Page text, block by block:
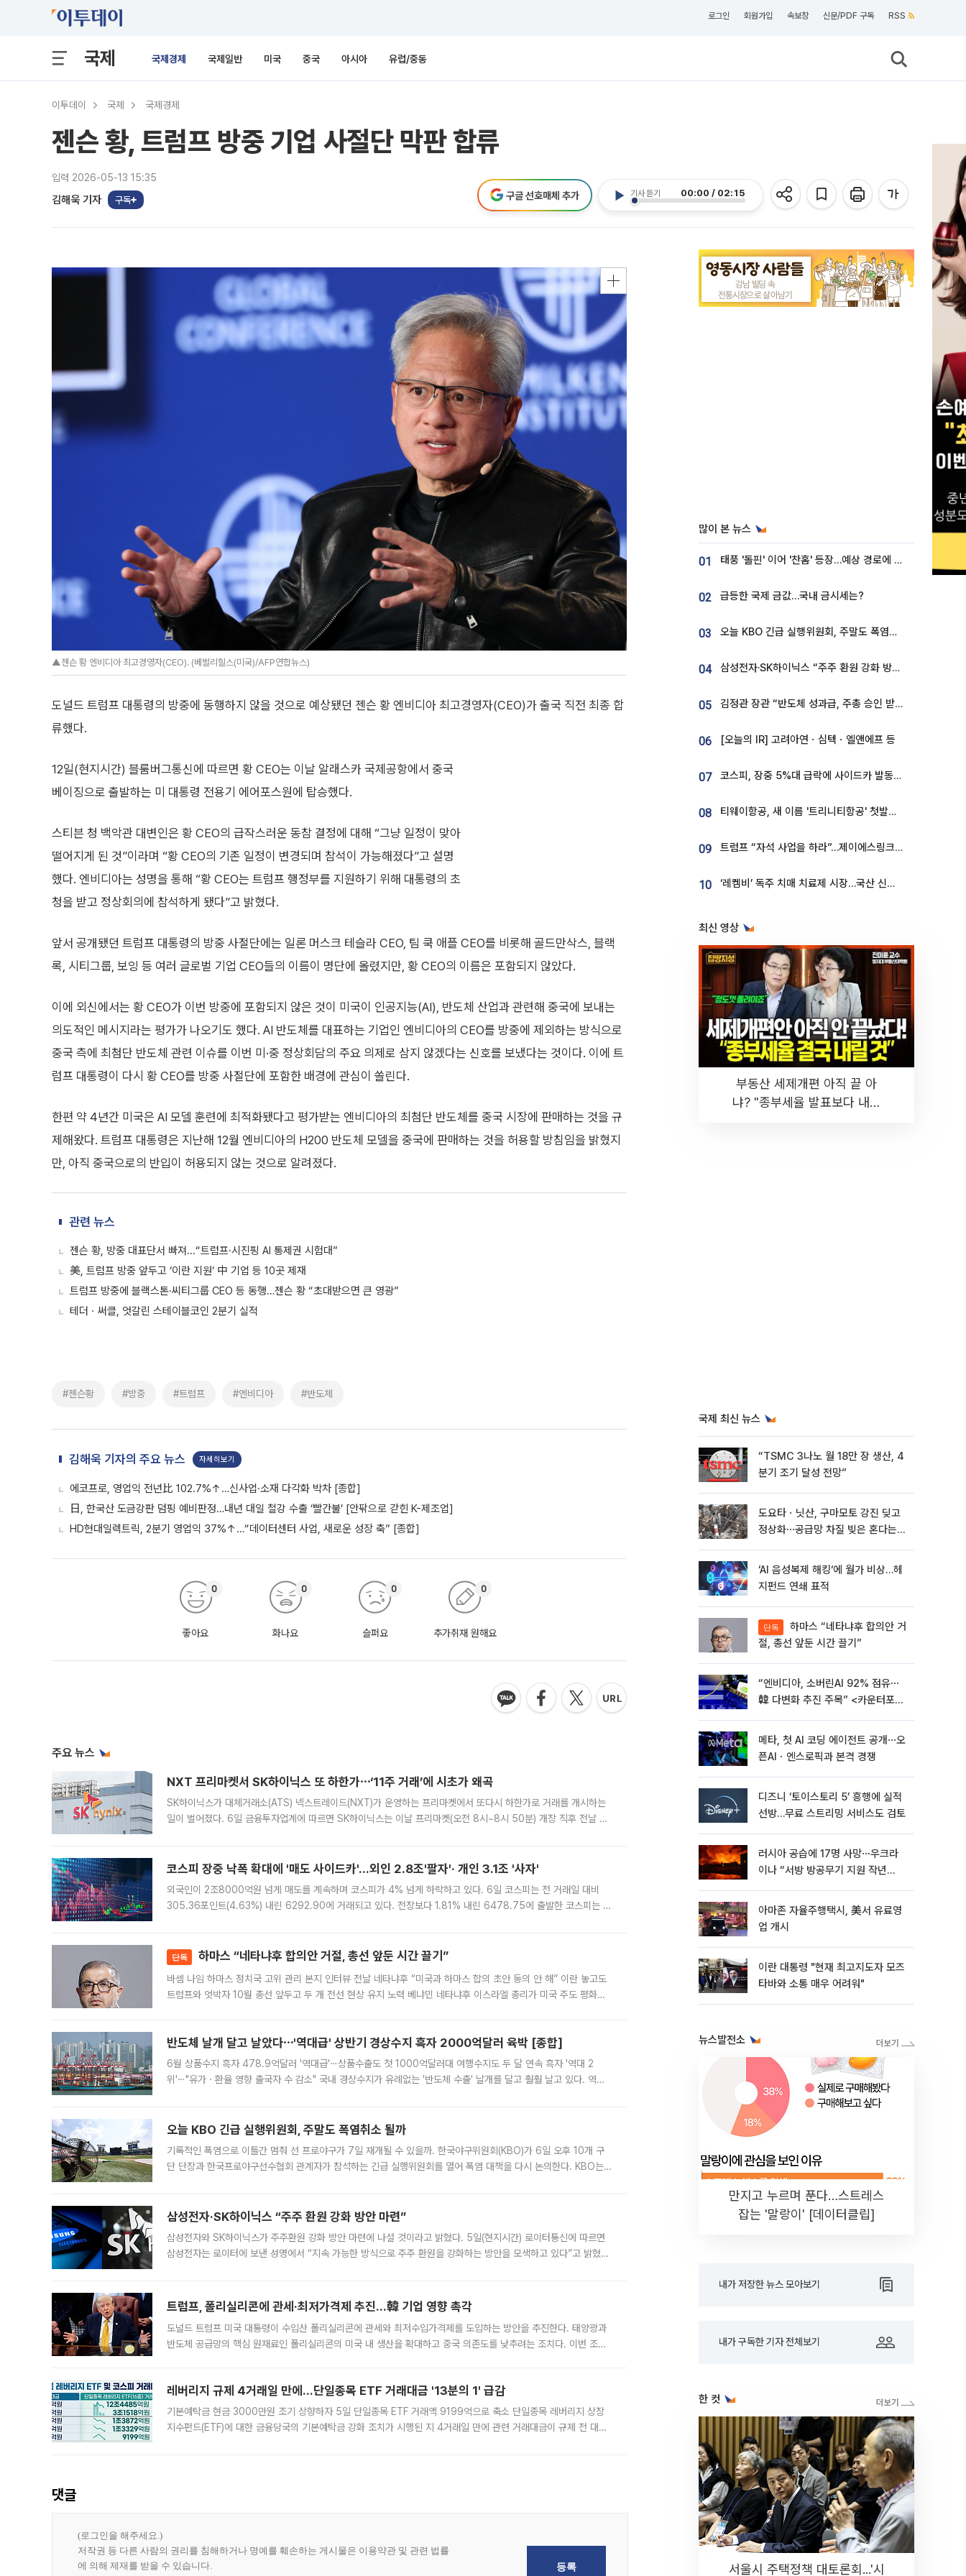
로그인 회원가입 속보창 신문/PDF 구독 RSS
국제 국제경제 국제일반 미국 중국 아시아 유럽/중동
이투데이 국제 국제경제
젠슨 황, 트럼프 방중 기업 사절단 막판 합류
입력 2026-05-13 15:35
김해욱 기자 구독
기사 듣기 00:00 / 02:15
구글 선호매체 추가
▲젠슨 황 엔비디아 최고경영자(CEO). (베벌리힐스(미국)/AFP연합뉴스)
도널드 트럼프 대통령의 방중에 동행하지 않을 것으로 예상됐던 젠슨 황 엔비디아 최고경영자(CEO)가 출국 직전 최종 합
류했다.
12일(현지시간) 블룸버그통신에 따르면 황 CEO는 이날 알래스카 국제공항에서 중국
베이징으로 출발하는 미 대통령 전용기 에어포스원에 탑승했다.
스티븐 청 백악관 대변인은 황 CEO의 급작스러운 동참 결정에 대해 “그냥 일정이 맞아
떨어지게 된 것”이라며 “황 CEO의 기존 일정이 변경되며 참석이 가능해졌다”고 설명
했다. 엔비디아는 성명을 통해 “황 CEO는 트럼프 행정부를 지원하기 위해 대통령의 초
청을 받고 정상회의에 참석하게 됐다”고 밝혔다.
앞서 공개됐던 트럼프 대통령의 방중 사절단에는 일론 머스크 테슬라 CEO, 팀 쿡 애플 CEO를 비롯해 골드만삭스, 블랙
록, 시티그룹, 보잉 등 여러 글로벌 기업 CEO들의 이름이 명단에 올렸지만, 황 CEO의 이름은 포함되지 않았다.
이에 외신에서는 황 CEO가 이번 방중에 포함되지 않은 것이 미국이 인공지능(AI), 반도체 산업과 관련해 중국에 보내는
의도적인 메시지라는 평가가 나오기도 했다. AI 반도체를 대표하는 기업인 엔비디아의 CEO를 방중에 제외하는 방식으로
중국 측에 최첨단 반도체 관련 이슈를 이번 미·중 정상회담의 주요 의제로 삼지 않겠다는 신호를 보냈다는 것이다. 이에 트
럼프 대통령이 다시 황 CEO를 방중 사절단에 포함한 배경에 관심이 쏠린다.
한편 약 4년간 미국은 AI 모델 훈련에 최적화됐다고 평가받는 엔비디아의 최첨단 반도체를 중국 시장에 판매하는 것을 규
제해왔다. 트럼프 대통령은 지난해 12월 엔비디아의 H200 반도체 모델을 중국에 판매하는 것을 허용할 방침임을 밝혔지
만, 아직 중국으로의 반입이 허용되지 않는 것으로 알려졌다.
관련 뉴스
젠슨 황, 방중 대표단서 빠져...“트럼프·시진핑 AI 통제권 시험대”
美, 트럼프 방중 앞두고 ‘이란 지원’ 中 기업 등 10곳 제재
트럼프 방중에 블랙스톤·씨티그룹 CEO 등 동행…젠슨 황 “초대받으면 큰 영광”
테더ㆍ써클, 엇갈린 스테이블코인 2분기 실적
#젠슨황 #방중 #트럼프 #엔비디아 #반도체
김해욱 기자의 주요 뉴스 자세히보기
에코프로, 영업익 전년比 102.7%↑…신사업·소재 다각화 박차 [종합]
日, 한국산 도금강판 덤핑 예비판정…내년 대일 철강 수출 ‘빨간불’ [안팎으로 갇힌 K-제조업]
HD현대일렉트릭, 2분기 영업익 37%↑…“데이터센터 사업, 새로운 성장 축” [종합]
좋아요
0
화나요
0
슬퍼요
0
추가취재 원해요
0
주요 뉴스
NXT 프리마켓서 SK하이닉스 또 하한가⋯‘11주 거래’에 시초가 왜곡
SK하이닉스가 대체거래소(ATS) 넥스트레이드(NXT)가 운영하는 프리마켓에서 또다시 하한가로 거래를 개시하는
일이 벌어졌다. 6일 금융투자업계에 따르면 SK하이닉스는 이날 프리마켓(오전 8시~8시 50분) 개장 직후 전날 정
코스피 장중 낙폭 확대에 '매도 사이드카'…외인 2.8조'팔자'· 개인 3.1조 '사자'
외국인이 2조8000억원 넘게 매도를 계속하며 코스피가 4% 넘게 하락하고 있다. 6일 코스피는 전 거래일 대비
305.36포인트(4.63%) 내린 6292.90에 거래되고 있다. 전장보다 1.81% 내린 6478.75에 출발한 코스피는 장
단독 하마스 “네타냐후 합의안 거절, 총선 앞둔 시간 끌기”
바셈 나임 하마스 정치국 고위 관리 본지 인터뷰 전날 네타냐후 “미국과 하마스 합의 초안 동의 안 해” 이란 놓고도
트럼프와 엇박자 10월 총선 앞두고 두 개 전선 현상 유지 노력 베냐민 네타냐후 이스라엘 총리가 미국 주도 평화위
반도체 날개 달고 날았다⋯'역대급' 상반기 경상수지 흑자 2000억달러 육박 [종합]
6월 상품수지 흑자 478.9억달러 '역대급'⋯상품수출도 첫 1000억달러대 여행수지도 두 달 연속 흑자 '역대 2
위'⋯"유가ㆍ환율 영향 출국자 수 감소" 국내 경상수지가 유례없는 '반도체 수출' 날개를 달고 훨훨 날고 있다. 역대
오늘 KBO 긴급 실행위원회, 주말도 폭염취소 될까
기록적인 폭염으로 이틀간 멈춰 선 프로야구가 7일 재개될 수 있을까. 한국야구위원회(KBO)가 6일 오후 10개 구
단 단장과 한국프로야구선수협회 관계자가 참석하는 긴급 실행위원회를 열어 폭염 대책을 다시 논의한다. KBO는
삼성전자·SK하이닉스 “주주 환원 강화 방안 마련”
삼성전자와 SK하이닉스가 주주환원 강화 방안 마련에 나설 것이라고 밝혔다. 5일(현지시간) 로이터통신에 따르면
삼성전자는 로이터에 보낸 성명에서 “지속 가능한 방식으로 주주 환원을 강화하는 방안을 모색하고 있다”고 밝혔다.
트럼프, 폴리실리콘에 관세·최저가격제 추진…韓 기업 영향 촉각
도널드 트럼프 미국 대통령이 수입산 폴리실리콘에 관세와 최저수입가격제를 도입하는 방안을 추진한다. 태양광과
반도체 공급망의 핵심 원재료인 폴리실리콘의 미국 내 생산을 확대하고 중국 의존도를 낮추려는 조치다. 이번 조처
레버리지 규제 4거래일 만에…단일종목 ETF 거래대금 '13분의 1' 급감
기본예탁금 현금 3000만원 조기 상향하자 5일 단일종목 ETF 거래액 9199억으로 축소 단일종목 레버리지 상장
지수펀드(ETF)에 대한 금융당국의 기본예탁금 강화 조치가 시행된 지 4거래일 만에 관련 거래대금이 규제 전 대비
댓글
많이 본 뉴스
01 태풍 '돌핀' 이어 '찬홈' 등장…예상 경로에 한국 '한숨'
02 급등한 국제 금값…국내 금시세는?
03 오늘 KBO 긴급 실행위원회, 주말도 폭염취소 될까
04 삼성전자·SK하이닉스 “주주 환원 강화 방안 마련”
05 김정관 장관 “반도체 성과급, 주총 승인 받도록”…상법·자본시장법 개정 시사
06 [오늘의 IR] 고려아연ㆍ심텍ㆍ엘앤에프 등
07 코스피, 장중 5%대 급락에 사이드카 발동…삼성·SK 동반 폭락
08 티웨이항공, 새 이름 '트리니티항공' 첫발…SSC 전략 본격화
09 트럼프 “자석 사업을 하라”…제이에스링크, 비중국 영구자석 공급망 구축 속도
10 ‘레켐비’ 독주 치매 치료제 시장…국산 신약 등장하나
최신 영상
부동산 세제개편 아직 끝 아
냐? "종부세율 발표보다 내릴
국제 최신 뉴스
“TSMC 3나노 월 18만 장 생산, 4
분기 조기 달성 전망”
도요타ㆍ닛산, 구마모토 강진 딪고
정상화⋯공급망 차질 빚은 혼다는
‘AI 음성복제 해킹‘에 월가 비상…헤
지펀드 연쇄 표적
단독
절, 총선 앞둔 시간 끌기”
“엔비디아, 소버린AI 92% 점유⋯
韓 다변화 추진 주목” <카운터포인
메타, 첫 AI 코딩 에이전트 공개⋯오
픈AIㆍ엔스로픽과 본격 경쟁
디즈니 ‘토이스토리 5’ 흥행에 실적
선방…무료 스트리밍 서비스도 검토
러시아 공습에 17명 사망⋯우크라
이나 “서방 방공무기 지원 작년
아마존 자율주행택시, 美서 유료영
업 개시
이란 대통령 "현재 최고지도자 모즈
타바와 소통 매우 어려워"
뉴스발전소
만지고 누르며 푼다…스트레스
잡는 '말랑이' [데이터클립]
내가 저장한 뉴스 모아보기
내가 구독한 기자 전체보기
한 컷
서울시 주택정책 대토론회...'시